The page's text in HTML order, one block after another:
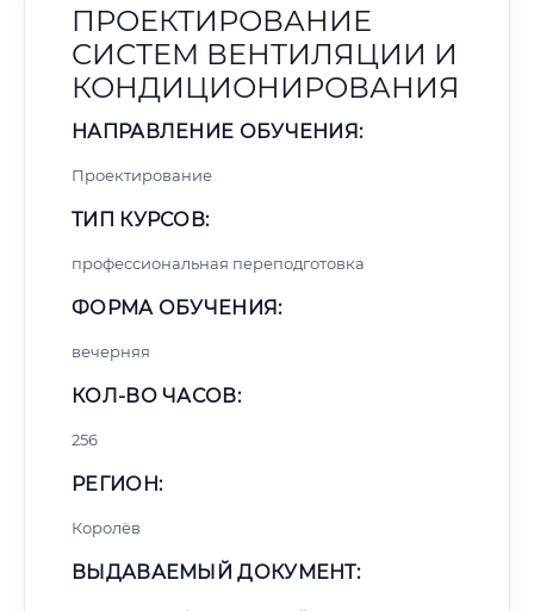
ПРОЕКТИРОВАНИЕ
СИСТЕМ ВЕНТИЛЯЦИИ И
КОНДИЦИОНИРОВАНИЯ
НАПРАВЛЕНИЕ ОБУЧЕНИЯ:
Проектирование
ТИП КУРСОВ:
профессиональная переподготовка
ФОРМА ОБУЧЕНИЯ:
вечерняя
КОЛ-ВО ЧАСОВ:
256
РЕГИОН:
Королёв
ВЫДАВАЕМЫЙ ДОКУМЕНТ: